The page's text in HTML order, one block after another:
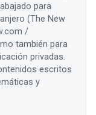
para
(The New
/
también para
privadas.
escritos
y